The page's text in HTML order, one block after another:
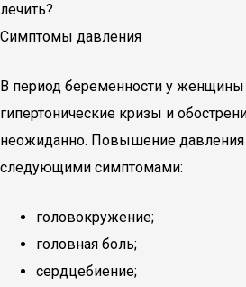
лечить?
Симптомы давления
В период беременности у женщины
гипертонические кризы и
неожиданно. Повышение давления
следующими симптомами:
головокружение;
головная боль;
сердцебиение;